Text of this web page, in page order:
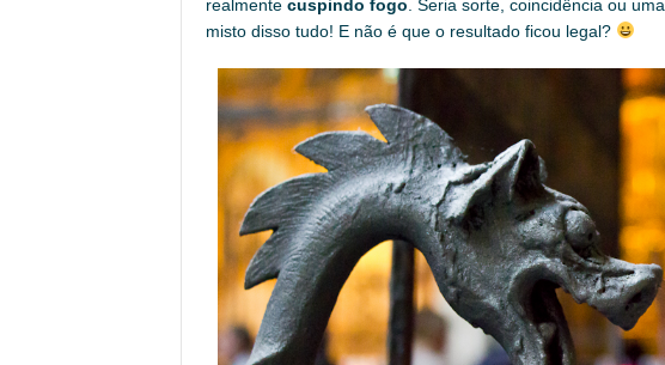
realmente cuspindo fogo . Seria sorte, coincidência ou uma
misto disso tudo! E não é que o resultado ficou legal?